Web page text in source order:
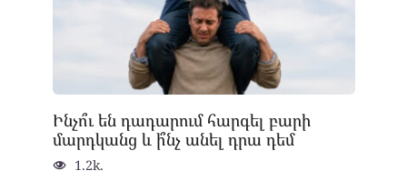
Ինչո՞ւ են դադարում հարգել բարի
մարդկանց և ի՞նչ անել դրա դեմ
1.2k.